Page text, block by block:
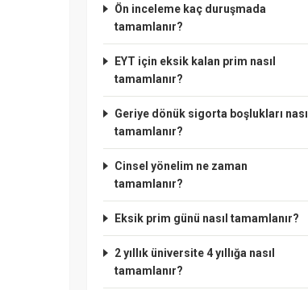
Ön inceleme kaç duruşmada
tamamlanır?
EYT için eksik kalan prim nasıl
tamamlanır?
Geriye dönük sigorta boşlukları nasıl
tamamlanır?
Cinsel yönelim ne zaman
tamamlanır?
Eksik prim günü nasıl tamamlanır?
2 yıllık üniversite 4 yıllığa nasıl
tamamlanır?